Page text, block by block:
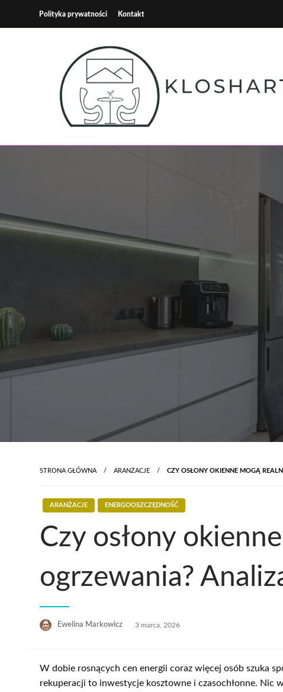
Polityka prywatności Kontakt
STRONA GŁÓWNA ARANŻACJE CZY OSŁONY OKIENNE MOGĄ
ARANŻACJE ENERGOOSZCZĘDNOŚĆ
Czy osłony
ogrzewania?
Ewelina Markowicz
Opublikowane
3 marca, 2026
W dobie rosnących cen energii coraz więcej osób szuka
rekuperacji to inwestycje kosztowne i czasochłonne. Nic